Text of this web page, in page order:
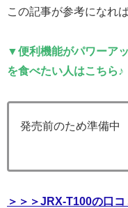
この記事が参考になれ
▼便利機能がパワーア
を食べたい人はこちら♪
発売前のため準備中
＞＞＞JRX-T100の口